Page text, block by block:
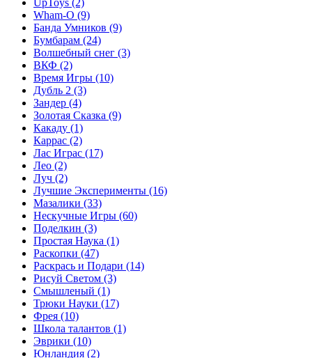
UpToys (2)
Wham-O (9)
Банда Умников (9)
Бумбарам (24)
Волшебный снег (3)
ВКФ (2)
Время Игры (10)
Дубль 2 (3)
Зандер (4)
Золотая Сказка (9)
Какаду (1)
Каррас (2)
Лас Играс (17)
Лео (2)
Луч (2)
Лучшие Эксперименты (16)
Мазалики (33)
Нескучные Игры (60)
Поделкин (3)
Простая Наука (1)
Раскопки (47)
Раскрась и Подари (14)
Рисуй Светом (3)
Смышленый (1)
Трюки Науки (17)
Фрея (10)
Школа талантов (1)
Эврики (10)
Юнландия (2)